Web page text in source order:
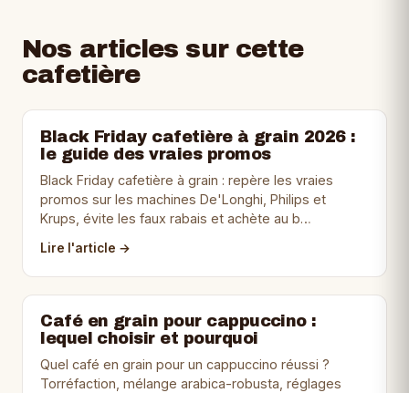
Nos articles sur cette
cafetière
Black Friday cafetière à grain 2026 :
le guide des vraies promos
Black Friday cafetière à grain : repère les vraies
promos sur les machines De'Longhi, Philips et
Krups, évite les faux rabais et achète au b…
Lire l'article →
Café en grain pour cappuccino :
lequel choisir et pourquoi
Quel café en grain pour un cappuccino réussi ?
Torréfaction, mélange arabica-robusta, réglages